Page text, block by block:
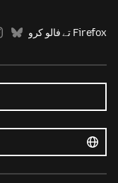
Firefox تے فالو کرو
زباناں
زبان